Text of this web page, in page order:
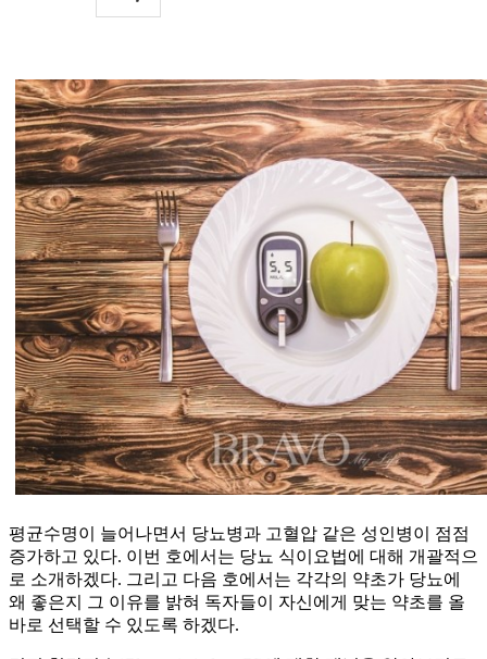
평균수명이 늘어나면서 당뇨병과 고혈압 같은 성인병이 점점
증가하고 있다. 이번 호에서는 당뇨 식이요법에 대해 개괄적으
로 소개하겠다. 그리고 다음 호에서는 각각의 약초가 당뇨에
왜 좋은지 그 이유를 밝혀 독자들이 자신에게 맞는 약초를 올
바로 선택할 수 있도록 하겠다.